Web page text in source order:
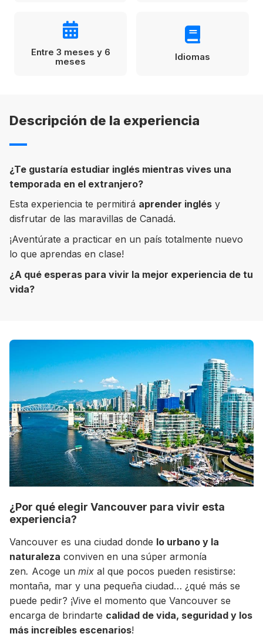
Australia permitirá la entrada de
estudiantes y trabajadores cualificados
vacunados contra el Covid-19
Agustina Fontirroig 23/11/2021
Barbie Castoldi 09/11/2021
América
Brasil
Ecuador
VER TODOS LOS PAÍSES
Estudia Inglés frente al Mediterráneo
Estudia un Bachelor de IT en Cork
Estudia Business en Auckland
Estudia Desarrollo Web en Toronto
Entre 3 meses y 6
meses
Idiomas
Descripción de la experiencia
¿Te gustaría estudiar inglés mientras vives una
temporada en el extranjero?
Esta experiencia te permitirá aprender inglés y
disfrutar de las maravillas de Canadá.
¡Aventúrate a practicar en un país totalmente nuevo
lo que aprendas en clase!
¿A qué esperas para vivir la mejor experiencia de tu
vida?
¿Por qué elegir Vancouver para vivir esta
experiencia?
Vancouver es una ciudad donde lo urbano y la
naturaleza conviven en una súper armonía
zen. Acoge un mix al que pocos pueden resistirse:
montaña, mar y una pequeña ciudad… ¿qué más se
puede pedir? ¡Vive el momento que Vancouver se
encarga de brindarte calidad de vida, seguridad y los
más increíbles escenarios!